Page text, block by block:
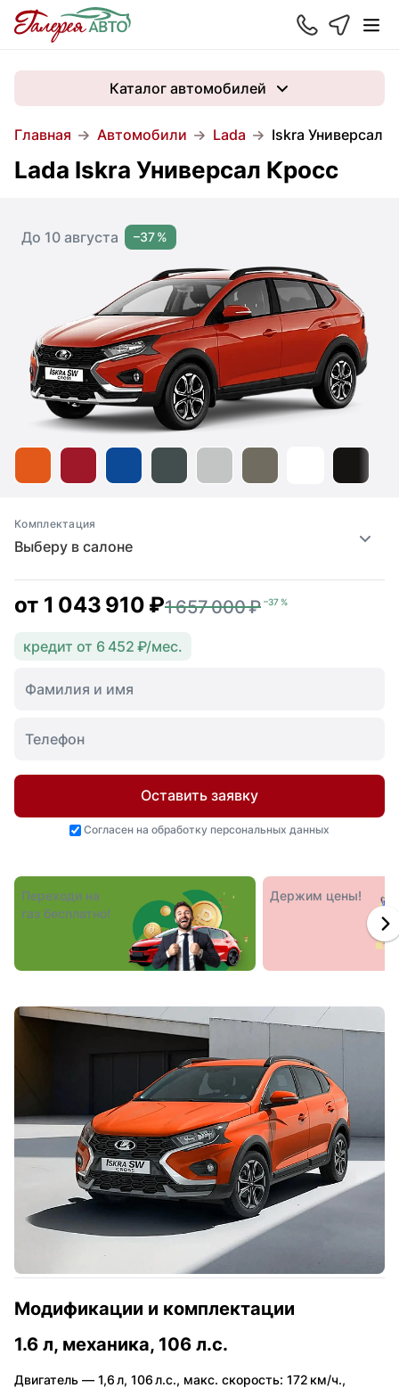
Главная Автомобили Lada Iskra Универсал
Каталог автомобилей
Lada Iskra Универсал Кросс
До 10 августа –37 %
Выберу в салоне
Комплектация
от 1 043 910 ₽1 657 000 ₽ –37 %
кредит от 6 452 ₽/мес.
Оставить заявку
Согласен на обработку персональных данных
Переходи на
газ бесплатно!
Держим цены!
Модификации и комплектации
1.6 л, механика, 106 л.с.
Двигатель — 1,6 л, 106 л.с., макс. скорость: 172 км/ч.,